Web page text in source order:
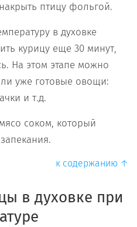
птицу фольгой.
в духовке
курицу еще 30 минут,
На этом этапе можно
уже готовые овощи:
и т.д.
соком, который
к содержанию ↑
в духовке при